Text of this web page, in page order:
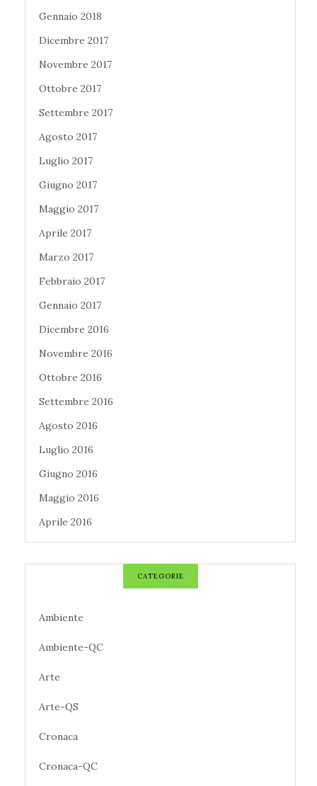
Gennaio 2018
Dicembre 2017
Novembre 2017
Ottobre 2017
Settembre 2017
Agosto 2017
Luglio 2017
Giugno 2017
Maggio 2017
Aprile 2017
Marzo 2017
Febbraio 2017
Gennaio 2017
Dicembre 2016
Novembre 2016
Ottobre 2016
Settembre 2016
Agosto 2016
Luglio 2016
Giugno 2016
Maggio 2016
Aprile 2016
CATEGORIE
Ambiente
Ambiente-QC
Arte
Arte-QS
Cronaca
Cronaca-QC